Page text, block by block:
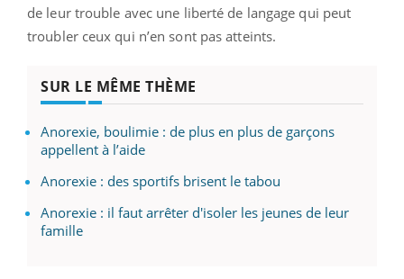
de leur trouble avec une liberté de langage qui peut
troubler ceux qui n’en sont pas atteints.
SUR LE MÊME THÈME
Anorexie, boulimie : de plus en plus de garçons
appellent à l’aide
Anorexie : des sportifs brisent le tabou
Anorexie : il faut arrêter d'isoler les jeunes de leur
famille